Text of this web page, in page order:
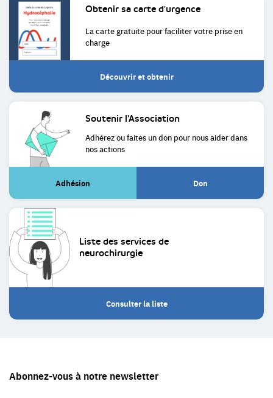
Obtenir sa carte d'urgence
La carte gratuite pour facilitervotre prise en
charge
Découvrir et obtenir
Soutenir l’Association
Adhérez ou faites un don pour nous aider dans
nos actions
Adhésion
(Lien Don
(Lien
Liste des services de
neurochirurgie
Consulter la liste
Abonnez-vous à notre newsletter